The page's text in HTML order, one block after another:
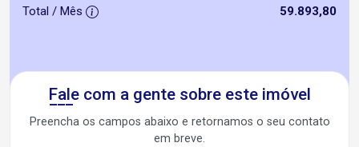
Total / Mês 59.893,80
Fale com a gente sobre este imóvel
Preencha os campos abaixo e retornamos o seu contato
em breve.